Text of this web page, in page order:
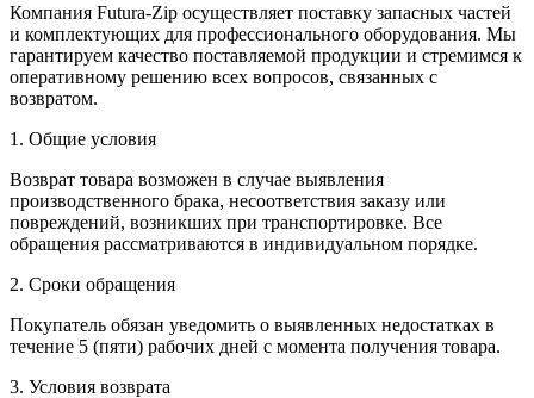
Компания Futura-Zip осуществляет поставку запасных частей
и комплектующих для профессионального оборудования. Мы
гарантируем качество поставляемой продукции и стремимся к
оперативному решению всех вопросов, связанных с
возвратом.
1. Общие условия
Возврат товара возможен в случае выявления
производственного брака, несоответствия заказу или
повреждений, возникших при транспортировке. Все
обращения рассматриваются в индивидуальном порядке.
2. Сроки обращения
Покупатель обязан уведомить о выявленных недостатках в
течение 5 (пяти) рабочих дней с момента получения товара.
3. Условия возврата